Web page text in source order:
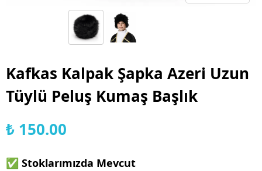
Kafkas Kalpak Şapka Azeri Uzun
Tüylü Peluş Kumaş Başlık
₺ 150.00
✅ Stoklarımızda Mevcut